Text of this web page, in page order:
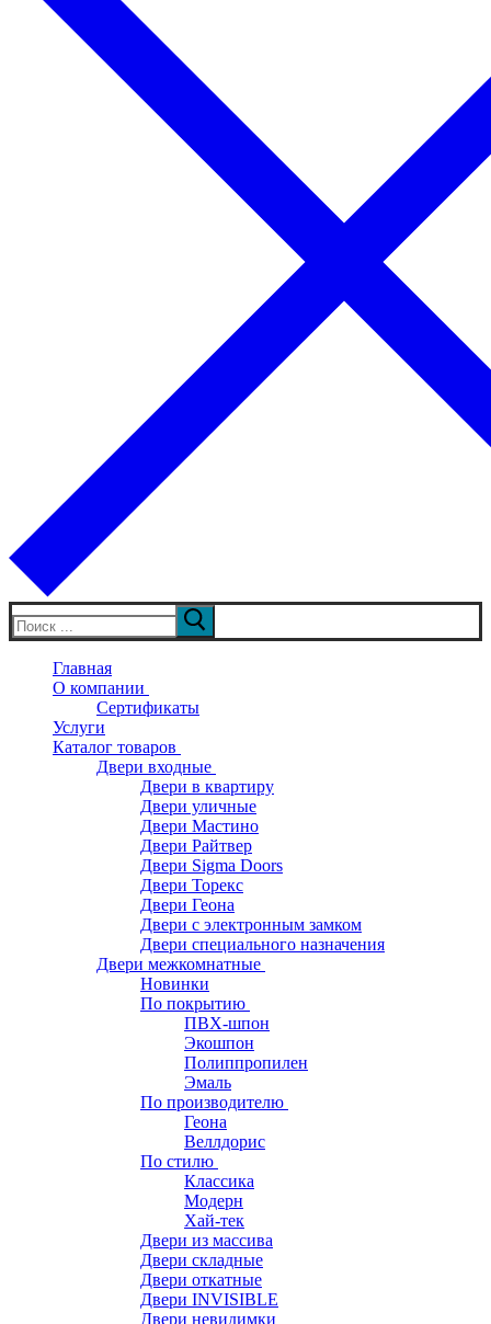
Искать:
Главная
О компании
Сертификаты
Услуги
Каталог товаров
Двери входные
Двери в квартиру
Двери уличные
Двери Мастино
Двери Райтвер
Двери Sigma Doors
Двери Торекс
Двери Геона
Двери с электронным замком
Двери специального назначения
Двери межкомнатные
Новинки
По покрытию
ПВХ-шпон
Экошпон
Полиппропилен
Эмаль
По производителю
Геона
Веллдорис
По стилю
Классика
Модерн
Хай-тек
Двери из массива
Двери складные
Двери откатные
Двери INVISIBLE
Двери невидимки